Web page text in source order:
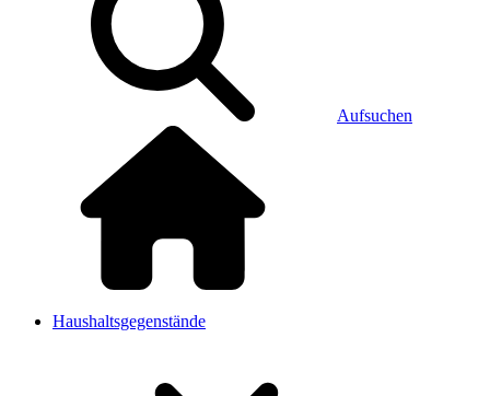
Aufsuchen
Haushaltsgegenstände